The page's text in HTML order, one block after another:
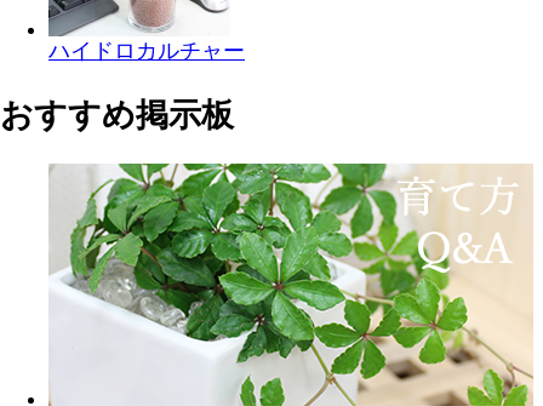
ハイドロカルチャー
おすすめ掲示板